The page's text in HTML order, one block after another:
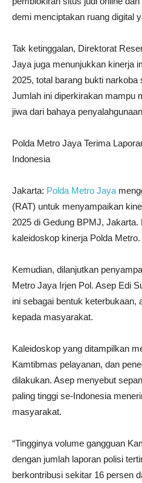
demi menciptakan ruang digital
Tak ketinggalan, Direktorat
Jaya juga menunjukkan kinerja
2025, total barang bukti
Jumlah ini diperkirakan mampu
jiwa dari bahaya
Polda Metro Jaya Terima
Indonesia
Jakarta: Polda Metro Jaya
(RAT) untuk menyampaikan
2025 di Gedung BPMJ,
kaleidoskop kinerja Polda Metro.
Kemudian, dilanjutkan
Metro Jaya Irjen Pol. Asep Edi
ini sebagai bentuk keterbukaan,
kepada masyarakat.
Kaleidoskop yang ditampilkan
Kamtibmas pelayanan, dan
dilakukan. Asep menyebut
paling tinggi se-Indonesia
masyarakat.
“Tingginya volume gangguan
dengan jumlah laporan polisi
berkontribusi sekitar 16 persen